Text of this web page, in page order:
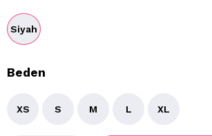
Siyah
Beden
XS S M L XL